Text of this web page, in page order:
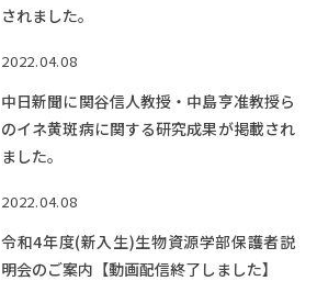
されました。
2022.04.08
中日新聞に関谷信人教授・中島亨准教授ら
のイネ黄斑病に関する研究成果が掲載され
ました。
2022.04.08
令和4年度(新入生)生物資源学部保護者説
明会のご案内【動画配信終了しました】